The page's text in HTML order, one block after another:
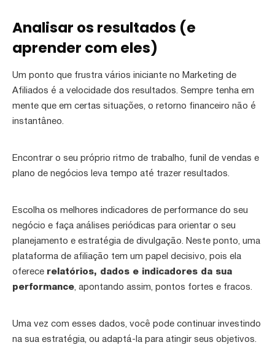
Analisar os resultados (e
aprender com eles)
Um ponto que frustra vários iniciante no Marketing de
Afiliados é a velocidade dos resultados. Sempre tenha em
mente que em certas situações, o retorno financeiro não é
instantâneo.
Encontrar o seu próprio ritmo de trabalho, funil de vendas e
plano de negócios leva tempo até trazer resultados.
Escolha os melhores indicadores de performance do seu
negócio e faça análises periódicas para orientar o seu
planejamento e estratégia de divulgação. Neste ponto, uma
plataforma de afiliação tem um papel decisivo, pois ela
oferece relatórios, dados e indicadores da sua
performance, apontando assim, pontos fortes e fracos.
Uma vez com esses dados, você pode continuar investindo
na sua estratégia, ou adaptá-la para atingir seus objetivos.